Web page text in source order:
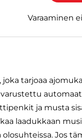
Varaaminen
joka tarjoaa
ja musta
laadukkaan
Jos